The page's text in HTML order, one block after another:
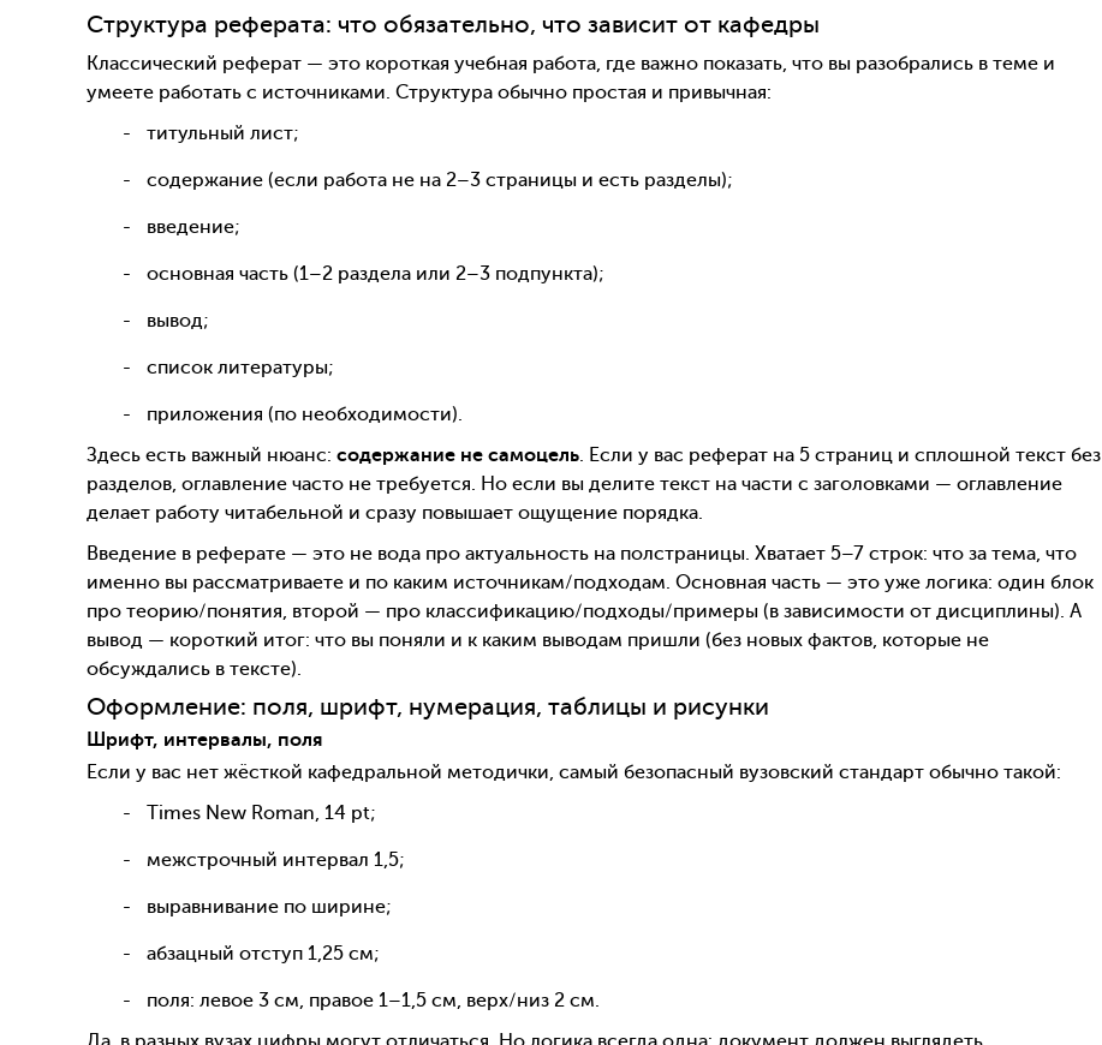
Структура реферата: что обязательно, что зависит от кафедры
Классический реферат — это короткая учебная работа, где важно показать, что вы разобрались в теме и
умеете работать с источниками. Структура обычно простая и привычная:
титульный лист;
содержание (если работа не на 2–3 страницы и есть разделы);
введение;
основная часть (1–2 раздела или 2–3 подпункта);
вывод;
список литературы;
приложения (по необходимости).
Здесь есть важный нюанс: содержание не самоцель. Если у вас реферат на 5 страниц и сплошной текст без
разделов, оглавление часто не требуется. Но если вы делите текст на части с заголовками — оглавление
делает работу читабельной и сразу повышает ощущение порядка.
Введение в реферате — это не вода про актуальность на полстраницы. Хватает 5–7 строк: что за тема, что
именно вы рассматриваете и по каким источникам/подходам. Основная часть — это уже логика: один блок
про теорию/понятия, второй — про классификацию/подходы/примеры (в зависимости от дисциплины). А
вывод — короткий итог: что вы поняли и к каким выводам пришли (без новых фактов, которые не
обсуждались в тексте).
Оформление: поля, шрифт, нумерация, таблицы и рисунки
Шрифт, интервалы, поля
Если у вас нет жёсткой кафедральной методички, самый безопасный вузовский стандарт обычно такой:
Times New Roman, 14 pt;
межстрочный интервал 1,5;
выравнивание по ширине;
абзацный отступ 1,25 см;
поля: левое 3 см, правое 1–1,5 см, верх/низ 2 см.